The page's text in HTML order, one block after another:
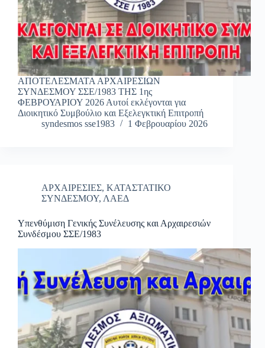
ΑΠΟΤΕΛΕΣΜΑΤΑ ΑΡΧΑΙΡΕΣΙΩΝ
ΣΥΝΔΕΣΜΟΥ ΣΣΕ/1983 ΤΗΣ 1ης
ΦΕΒΡΟΥΑΡΙΟΥ 2026 Αυτοί εκλέγονται για
Διοικητικό Συμβούλιο και Εξελεγκτική Επιτροπή
syndesmos sse1983
1 Φεβρουαρίου 2026
ΑΡΧΑΙΡΕΣΙΕΣ, ΚΑΤΑΣΤΑΤΙΚΟ
ΣΥΝΔΕΣΜΟΥ, ΛΑΕΔ
Υπενθύμιση Γενικής Συνέλευσης και Αρχαιρεσιών
Συνδέσμου ΣΣΕ/1983